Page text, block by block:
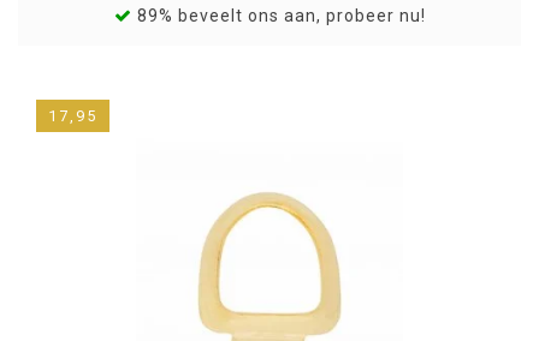
89% beveelt ons aan, probeer nu!
17,95